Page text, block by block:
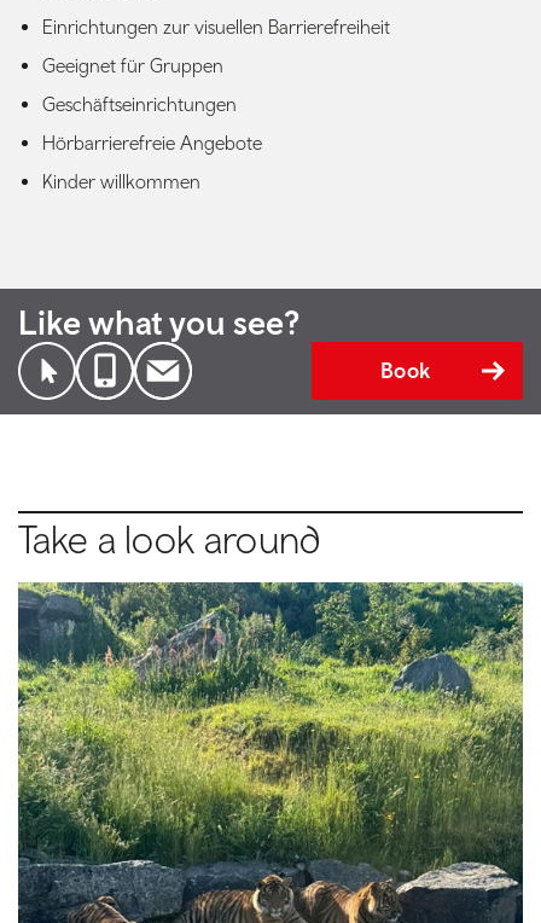
Einrichtungen zur visuellen Barrierefreiheit
Geeignet für Gruppen
Geschäftseinrichtungen
Hörbarrierefreie Angebote
Kinder willkommen
Like what you see?
Book
Take a look around